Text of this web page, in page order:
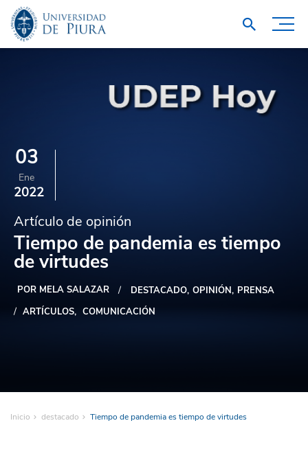
03
Ene
2022
Artículo de opinión
Tiempo de pandemia es tiempo
de virtudes
POR MELA SALAZAR DESTACADO OPINIÓN PRENSA
ARTÍCULOS
COMUNICACIÓN
Inicio destacado Tiempo de pandemia es tiempo de virtudes